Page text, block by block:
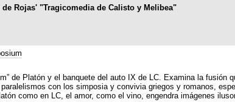
Rojas' "Tragicomedia de Calisto y Melibea"
de Platón y el banquete del auto IX de LC. Examina la fusión
con los simposia y convivia griegos y romanos,
como en LC, el amor, como el vino, engendra imágenes